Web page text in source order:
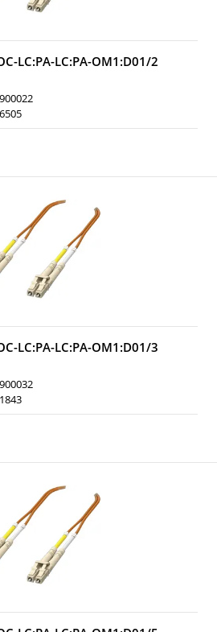
LC:PA-LC:PA-OM1:D01/2
LC:PA-LC:PA-OM1:D01/3